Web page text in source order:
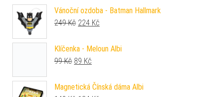
Vánoční ozdoba - Batman Hallmark
249Kč Původní cena byla: 249 Kč.
224 Kč
Klíčenka - Meloun Albi
99Kč Původní cena byla: 99 Kč.
89 Kč
Magnetická Čínská dáma Albi